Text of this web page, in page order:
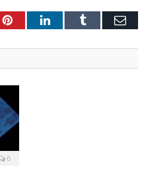
PinterestLinkedInTumblr E-
0